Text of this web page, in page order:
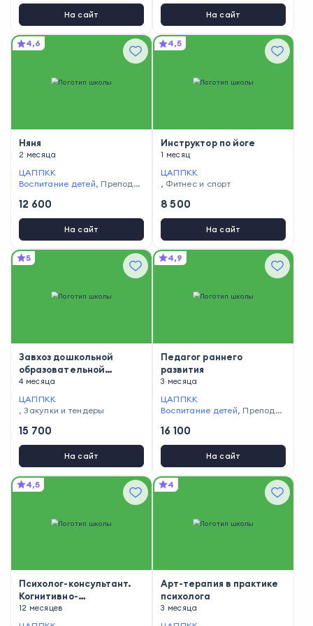
На сайт На сайт
4,6
Няня
2 месяца
ЦАППКК
Воспитание детей, Преподав
12 600
На сайт
4,5
Инструктор по йоге
1 месяц
ЦАППКК
, Фитнес и спорт
8 500
На сайт
5
Завхоз дошкольной
образовательной
организации
4 месяца
ЦАППКК
,Закупки и тендеры
15 700
На сайт
4,9
Педагог раннего
развития
3 месяца
ЦАППКК
Воспитание детей, Преподав
16 100
На сайт
4,5
Психолог-консультант.
Когнитивно-
поведенческая терапии
12 месяцев
4
Арт-терапия в практике
психолога
3 месяца